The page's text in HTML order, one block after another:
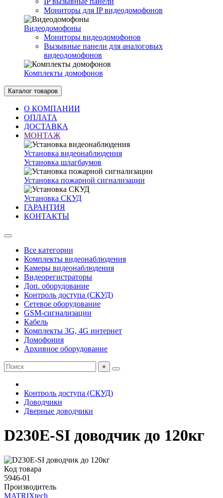
Мониторы для IP видеодомофонов
Видеодомофоны
Мониторы видеодомофонов
Вызывные панели для аналоговых
видеодомофонов
Комплекты домофонов
Каталог товаров
О КОМПАНИИ
ОПЛАТА
ДОСТАВКА
МОНТАЖ
Установка видеонаблюдения
Установка шлагбаумов
Установка пожарной сигнализации
Установка СКУД
ГАРАНТИЯ
КОНТАКТЫ
Все категории
Комплекты видеонаблюдения
Камеры видеонаблюдения
Видеорегистраторы
Доп. оборудование
Контроль доступа (СКУД)
Сетевое оборудование
GSM-сигнализации
Кабель
Комплекты 3G, 4G интернет
Домофония
Архивное оборудование
×
Контроль доступа (СКУД)
Доводчики
Дверные доводчики
D230E-SI доводчик до 120кг
Код товара
5946-01
Производитель
MATRIXtech